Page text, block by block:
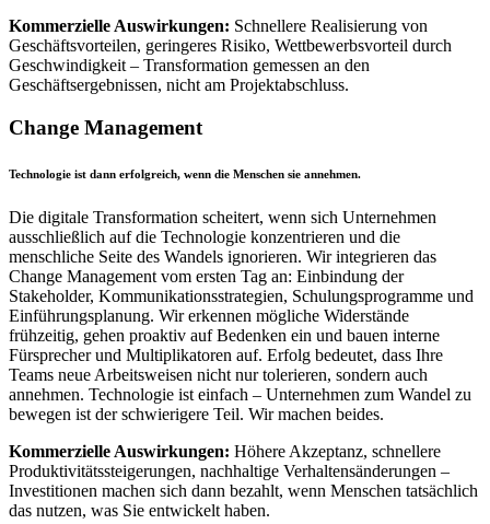
Kommerzielle Auswirkungen: Schnellere Realisierung von
Geschäftsvorteilen, geringeres Risiko, Wettbewerbsvorteil durch
Geschwindigkeit – Transformation gemessen an den
Geschäftsergebnissen, nicht am Projektabschluss.
Change Management
Technologie ist dann erfolgreich, wenn die Menschen sie annehmen.
Die digitale Transformation scheitert, wenn sich Unternehmen
ausschließlich auf die Technologie konzentrieren und die
menschliche Seite des Wandels ignorieren. Wir integrieren das
Change Management vom ersten Tag an: Einbindung der
Stakeholder, Kommunikationsstrategien, Schulungsprogramme und
Einführungsplanung. Wir erkennen mögliche Widerstände
frühzeitig, gehen proaktiv auf Bedenken ein und bauen interne
Fürsprecher und Multiplikatoren auf. Erfolg bedeutet, dass Ihre
Teams neue Arbeitsweisen nicht nur tolerieren, sondern auch
annehmen. Technologie ist einfach – Unternehmen zum Wandel zu
bewegen ist der schwierigere Teil. Wir machen beides.
Kommerzielle Auswirkungen: Höhere Akzeptanz, schnellere
Produktivitätssteigerungen, nachhaltige Verhaltensänderungen –
Investitionen machen sich dann bezahlt, wenn Menschen tatsächlich
das nutzen, was Sie entwickelt haben.